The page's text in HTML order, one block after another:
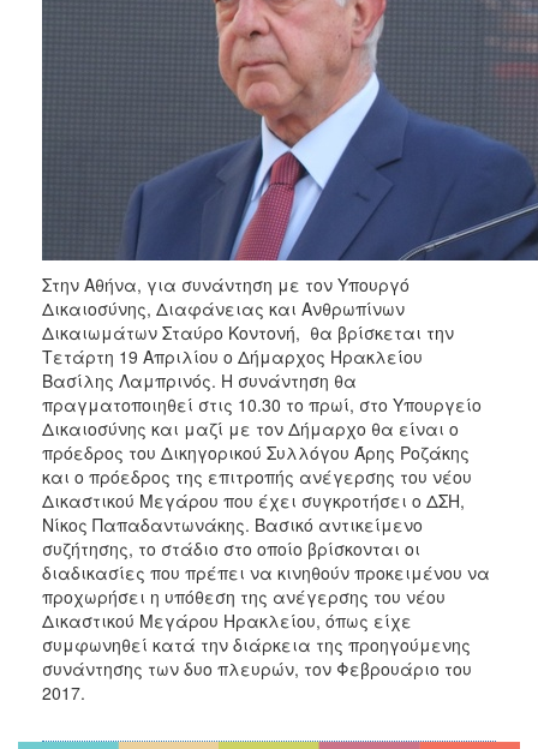
Στην Αθήνα, για συνάντηση με τον Υπουργό
Δικαιοσύνης, Διαφάνειας και Ανθρωπίνων
Δικαιωμάτων Σταύρο Κοντονή, θα βρίσκεται την
Τετάρτη 19 Απριλίου ο Δήμαρχος Ηρακλείου
Βασίλης Λαμπρινός. Η συνάντηση θα
πραγματοποιηθεί στις 10.30 το πρωί, στο Υπουργείο
Δικαιοσύνης και μαζί με τον Δήμαρχο θα είναι ο
πρόεδρος του Δικηγορικού Συλλόγου Άρης Ροζάκης
και ο πρόεδρος της επιτροπής ανέγερσης του νέου
Δικαστικού Μεγάρου που έχει συγκροτήσει ο ΔΣΗ,
Νίκος Παπαδαντωνάκης. Βασικό αντικείμενο
συζήτησης, το στάδιο στο οποίο βρίσκονται οι
διαδικασίες που πρέπει να κινηθούν προκειμένου να
προχωρήσει η υπόθεση της ανέγερσης του νέου
Δικαστικού Μεγάρου Ηρακλείου, όπως είχε
συμφωνηθεί κατά την διάρκεια της προηγούμενης
συνάντησης των δυο πλευρών, τον Φεβρουάριο του
2017.